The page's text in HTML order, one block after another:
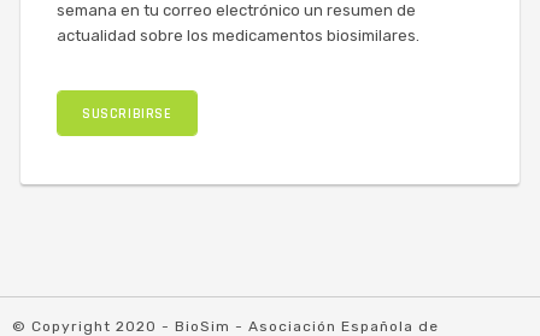
semana en tu correo electrónico un resumen de
actualidad sobre los medicamentos biosimilares.
SUSCRIBIRSE
© Copyright 2020 - BioSim - Asociación Española de